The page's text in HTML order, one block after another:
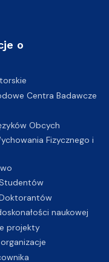
o
Centra Badawcze
Obcych
Fizycznego i
naukowej
projekty